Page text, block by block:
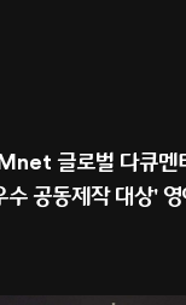
글로벌 다큐멘
공동제작 대상'